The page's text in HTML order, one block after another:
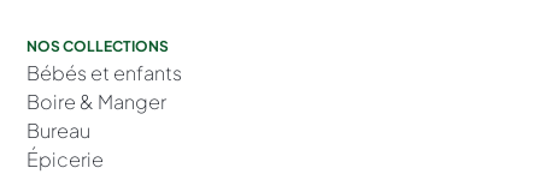
NOS COLLECTIONS
Bébés et enfants
Boire & Manger
Bureau
Épicerie